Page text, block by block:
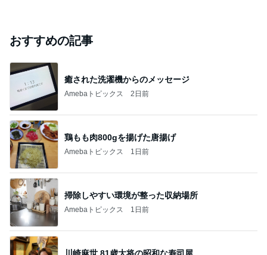
おすすめの記事
癒された洗濯機からのメッセージ
Amebaトピックス 2日前
鶏もも肉800gを揚げた唐揚げ
Amebaトピックス 1日前
掃除しやすい環境が整った収納場所
Amebaトピックス 1日前
川崎麻世 81歳大将の昭和な寿司屋